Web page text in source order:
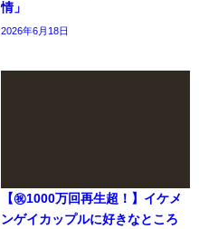
情」
2026年6月18日
【㊗️1000万回再生超！】イケメ
ンゲイカップルに好きなところ